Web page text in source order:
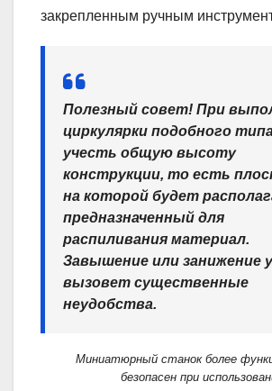
закрепленным ручным
Полезный совет! При
циркулярки подобного
учесть общую высоту
конструкции, то есть
на которой будет
предназначенный для
распиливания материал.
Завышение или занижение
вызовет существенные
неудобства.
Миниатюрный станок более
безопасен при